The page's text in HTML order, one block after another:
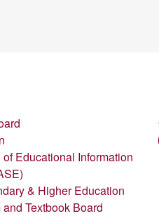
Educational Information
& Higher Education
Textbook Board